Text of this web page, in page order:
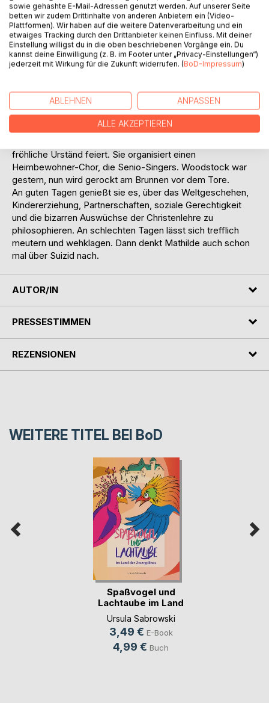
Altersheim. Sie schreibt sich regelmäßig die
bedrückenden, komischen, manchmal auch beglückenden
Erlebnisse mit Betreuern und Mitbewohnern, wie auch ihre
logisch-simplen Lebensweisheiten von der Seele, bevor ihr
die heranschleichende Demenz das Zepter aus der Hand
zu nehmen droht.
und Nachkriegsjahre, an Menschen und Begebenheiten,
die ihr vom Schicksal zugewürfelt wurden.
Sie wird in den Heimbeirat gewählt, überlegt sich
unorthodoxe Verbesserungsvorschläge und muss erstaunt
fröhliche Urständ feiert. Sie organisiert einen
Heimbewohner-Chor, die Senio-Singers. Woodstock war
gestern, nun wird gerockt am Brunnen vor dem Tore.
An guten Tagen genießt sie es, über das Weltgeschehen,
Kindererziehung, Partnerschaften, soziale Gerechtigkeit
und die bizarren Auswüchse der Christenlehre zu
philosophieren. An schlechten Tagen lässt sich trefflich
meutern und wehklagen. Dann denkt Mathilde auch schon
mal über Suizid nach.
AUTOR/IN
PRESSESTIMMEN
REZENSIONEN
WEITERE TITEL BEI BoD
Spaßvogel und
Lachtaube im Land
de(...)
Ursula Sabrowski
3,49 € E-Book
4,99 € Buch
sowie gehashte E-Mail-Adressen genutzt werden. Auf unserer Seite
betten wir zudem Drittinhalte von anderen Anbietern ein (Video-
Plattformen). Wir haben auf die weitere Datenverarbeitung und ein
etwaiges Tracking durch den Drittanbieter keinen Einfluss. Mit deiner
Einstellung willigst du in die oben beschriebenen Vorgänge ein. Du
kannst deine Einwilligung (z. B. im Footer unter „Privacy-Einstellungen“)
jederzeit mit Wirkung für die Zukunft widerrufen. (BoD-Impressum)
ABLEHNEN ANPASSEN
ALLE AKZEPTIEREN